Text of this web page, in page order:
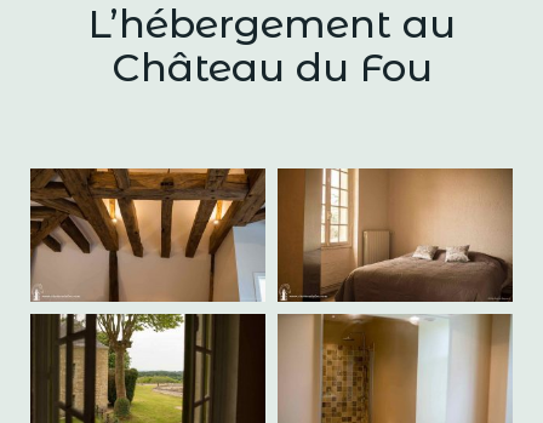
L’hébergement au
Château du Fou